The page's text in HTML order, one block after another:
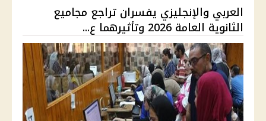
العربي والإنجليزي يفسران تراجع مجاميع
الثانوية العامة 2026 وتأثيرهما ع...